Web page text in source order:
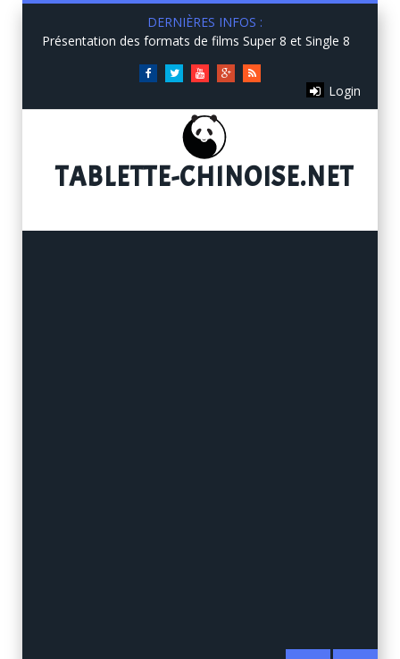
DERNIÈRES INFOS :
Présentation des formats de films Super 8 et Single 8
FacebookTwitterYou
Google+RSS
Login
TABLETTE-CHINOISE.NET